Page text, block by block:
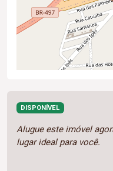
DISPONÍVEL
Alugue este imóvel
lugar ideal para você.